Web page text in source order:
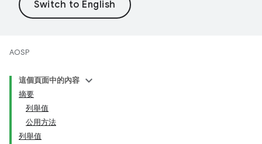
AOSP
這個頁面中的內容
摘要
列舉值
公用方法
列舉值